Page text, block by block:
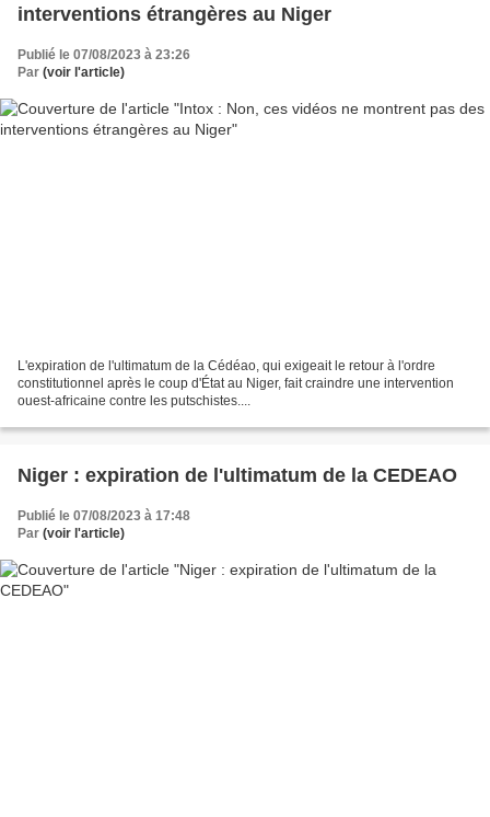
interventions étrangères au Niger
Publié le 07/08/2023 à 23:26
Par (voir l'article)
L'expiration de l'ultimatum de la Cédéao, qui exigeait le retour à l'ordre
constitutionnel après le coup d'État au Niger, fait craindre une intervention
ouest-africaine contre les putschistes....
Niger : expiration de l'ultimatum de la CEDEAO
Publié le 07/08/2023 à 17:48
Par (voir l'article)